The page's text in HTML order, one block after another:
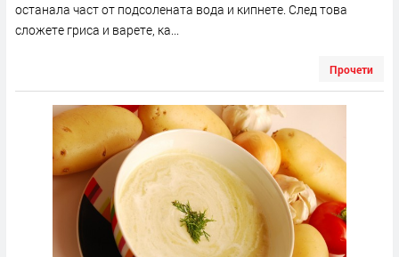
останала част от подсолената вода и кипнете. След това
сложете гриса и варете, ка...
Прочети